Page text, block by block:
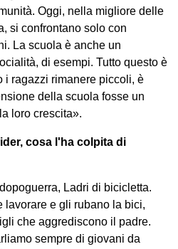
Oggi, nella migliore delle
si confrontano solo con
La scuola è anche un
di esempi. Tutto questo è
i ragazzi rimanere piccoli, è
della scuola fosse un
loro crescita».
cosa l'ha colpita di
Ladri di bicicletta.
lavorare e gli rubano la bici,
che aggrediscono il padre.
sempre di giovani da